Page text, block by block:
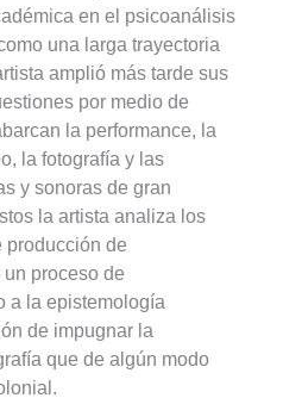
en el psicoanálisis
una larga trayectoria
amplió más tarde sus
por medio de
la performance, la
la fotografía y las
y sonoras de gran
la artista analiza los
producción de
proceso de
a la epistemología
de impugnar la
que de algún modo